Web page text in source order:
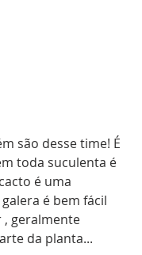
são desse time! É
toda suculenta é
é uma
é bem fácil
, geralmente
da planta...